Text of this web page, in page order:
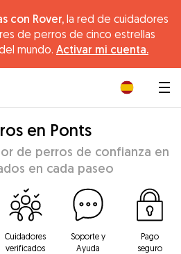
con Rover, la red de cuidadores
de perros de cinco estrellas
mundo. Activar mi cuenta.
en Ponts
de perros de confianza en
en cada paseo
Cuidadores
verificados
Soporte y
Ayuda
Pago
seguro